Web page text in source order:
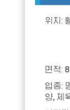
위치:
면적:
업종:
양, 체